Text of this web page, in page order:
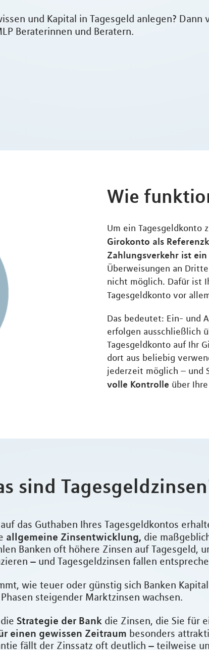
und Kapital in Tagesgeld anlegen?
Beraterinnen und Beratern.
Wie
Um ein Tagesgeldkonto
Girokonto als
Zahlungsverkehr ist
Überweisungen an
nicht möglich. Dafür ist
Tagesgeldkonto vor
Das bedeutet: Ein- und
erfolgen ausschließlich
Tagesgeldkonto auf Ihr
dort aus beliebig
jederzeit möglich – und
volle Kontrolle über
sind
das Guthaben Ihres Tagesgeldkontos
allgemeine Zinsentwicklung, die
Banken oft höhere Zinsen auf Tagesgeld,
– und Tagesgeldzinsen fallen
wie teuer oder günstig sich Banken
steigender Marktzinsen wachsen.
Strategie der Bank die Zinsen, die Sie für
einen gewissen Zeitraum besonders
fällt der Zinssatz oft deutlich – teilweise